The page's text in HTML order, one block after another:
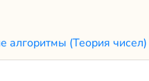
алгоритмы (Теория чисел)